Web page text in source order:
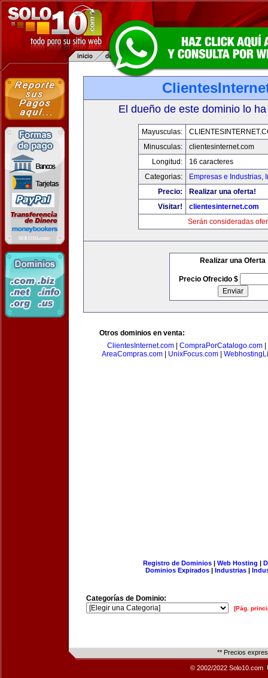
El dueño de este dominio lo
Mayusculas:
Minusculas:
clientesinternet.com
Longitud:
16 caracteres
Categorias:
Empresas e Industrias,
Precio:
Realizar una oferta!
Visitar!
clientesinternet.com
Serán consideradas
Realizar una Oferta
Precio Ofrecido $
Otros dominios en venta:
ClientesInternet.com
CompraPorCatalogo.com
AreaCompras.com
UnixFocus.com
Registro de Dominios| Web Hosting |
Dominios Expirados | Industrias |
Categorías de Dominio:
[Pág.
** Precios
© 2002/2022 Solo10.com